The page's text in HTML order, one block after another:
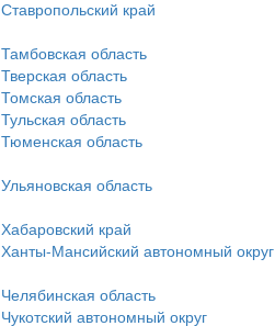
Ставропольский край
Тамбовская область
Тверская область
Томская область
Тульская область
Тюменская область
Ульяновская область
Хабаровский край
Ханты-Мансийский автономный округ
Челябинская область
Чукотский автономный округ